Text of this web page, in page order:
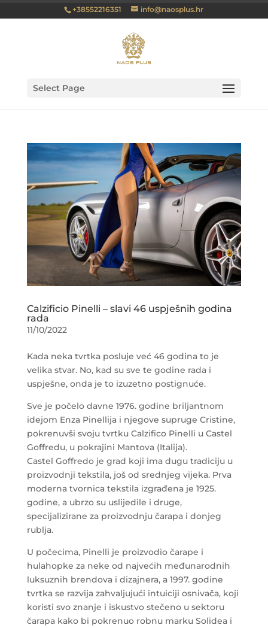
+38552216351 info@naosplus.hr
Select Page
Calzificio Pinelli – slavi 46 uspješnih godina
rada
11/10/2022
Kada neka tvrtka posluje već 46 godina to je
velika stvar. No, kad su sve te godine rada i
uspješne, onda je to izuzetno postignuće.
Sve je počelo davne 1976. godine briljantnom
idejom Enza Pinellija i njegove supruge Cristine,
pokrenuvši svoju tvrtku Calzifico Pinelli u Castel
Goffredu, u pokrajini Mantova (Italija).
Castel Goffredo je grad koji ima dugu tradiciju u
proizvodnji tekstila, još od srednjeg vijeka. Prva
moderna tvornica tekstila izgrađena je 1925.
godine, a ubrzo su uslijedile i druge,
specijalizirane za proizvodnju čarapa i donjeg
rublja.
U počecima, Pinelli je proizvodio čarape i
hulahopke za neke od najvećih međunarodnih
luksuznih brendova i dizajnera, a 1997. godine
tvrtka se razvija zahvaljujući intuiciji osnivača, koji
koristi svo znanje i iskustvo stečeno u sektoru
čarapa kako bi pokrenuo robnu marku Solidea i